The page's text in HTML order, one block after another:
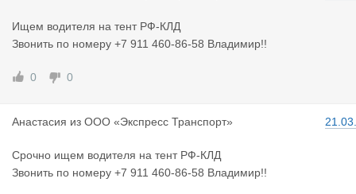
Ищем водителя на тент РФ-КЛД
Звонить по номеру +7 911 460-86-58 Владимир!!
0 0
Анастасия из ООО «Экспресс Транспорт»
Срочно ищем водителя на тент РФ-КЛД
Звонить по номеру +7 911 460-86-58 Владимир!!